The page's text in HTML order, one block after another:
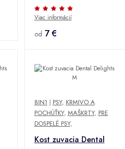
Viac informácií
od 7 €
8IN1 | PSY, KRMIVO A
POCHÚŤKY, MAŠKRTY, PRE
DOSPELÉ PSY,
Kost zuvacia Dental